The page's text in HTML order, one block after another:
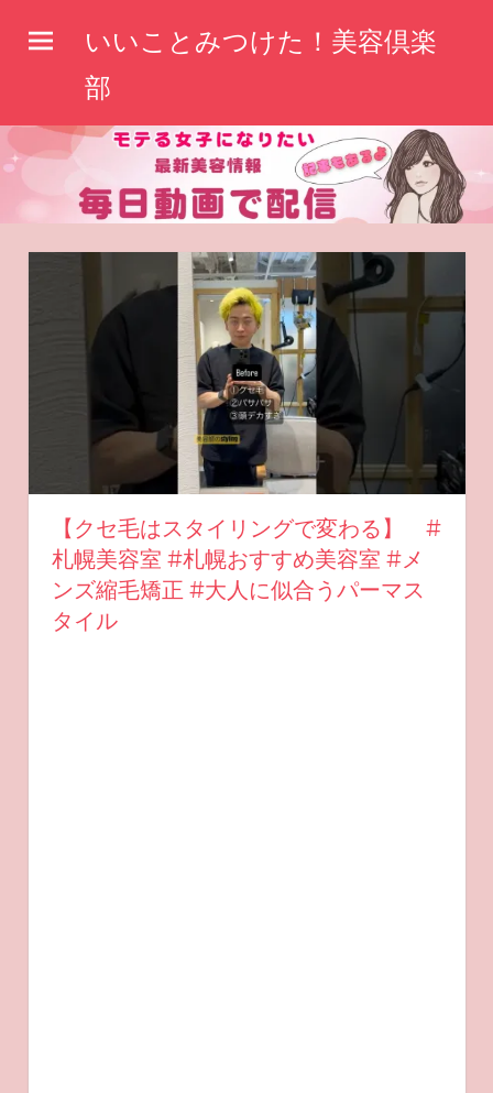
へ
いいことみつけた！美容倶楽
部
【クセ毛はスタイリングで変わる】 #
札幌美容室 #札幌おすすめ美容室 #メ
ンズ縮毛矯正 #大人に似合うパーマス
タイル